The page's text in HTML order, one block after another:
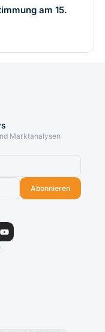
am 15.
Marktanalysen
Abonnieren